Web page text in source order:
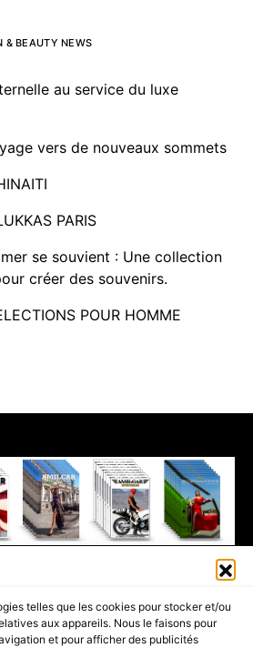
telles que les cookies pour stocker et/ou
aux appareils. Nous le faisons pour
et pour afficher des publicités
& BEAUTY NEWS
au service du luxe
vers de nouveaux sommets
PARIS
mer se souvient : Une collection
créer des souvenirs.
POUR HOMME
GROUP.EDITOR - ADVERTISING
AGENCE MEDIANE.